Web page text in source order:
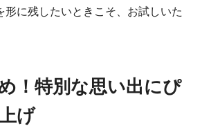
形に残したいときこそ、お試しいた
！特別な思い出にぴ
げ